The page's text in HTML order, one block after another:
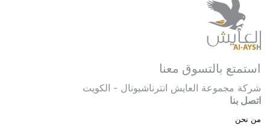
استمتع بالتسوق معنا
شركة مجموعة العايش انترناشيونال - الكويت
اتصل بنا
من نحن